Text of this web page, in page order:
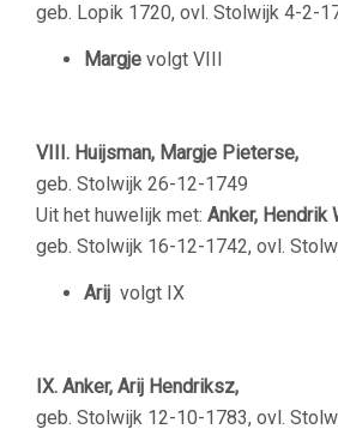
geb. Lopik 1720, ovl. Stolwijk 4-2-
Margje volgt VIII
VIII. Huijsman, Margje Pieterse,
geb. Stolwijk 26-12-1749
Uit het huwelijk met: Anker, Hendrik
geb. Stolwijk 16-12-1742, ovl.
Arij volgt IX
IX. Anker, Arij Hendriksz,
geb. Stolwijk 12-10-1783, ovl.